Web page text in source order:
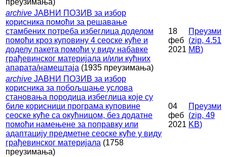
преузимања)
archive ЈАВНИ ПОЗИВ за избор
корисника помоћи за решавање
стамбених потреба избеглица доделом
помоћи кроз куповину 4 сеоске куће и
доделу пакета помоћи у виду набавке
грађевинског материјала и/или кућних
апарата/намештаја (1935 преузимања)
18
феб
2021
Преузми
(zip, 4.51
MB)
archive ЈАВНИ ПОЗИВ за избор
корисника за побољшање услова
становања породица избеглица које су
биле корисници програма куповине
сеоске куће са окућницом, без додатне
помоћи намењене за поправку или
адаптацију предметне сеоске куће у виду
грађевинског материјала (1758
преузимања)
04
феб
2021
Преузми
(zip, 49
KB)